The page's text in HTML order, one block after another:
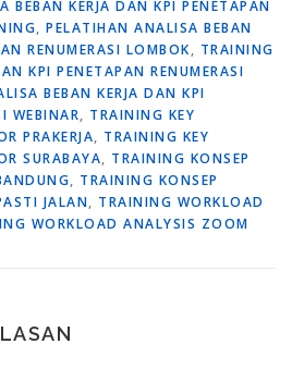
BEBAN KERJA DAN KPI PENETAPAN
, PELATIHAN ANALISA BEBAN
RENUMERASI LOMBOK, TRAINING
KPI PENETAPAN RENUMERASI
BEBAN KERJA DAN KPI
WEBINAR, TRAINING KEY
PRAKERJA, TRAINING KEY
SURABAYA, TRAINING KONSEP
, TRAINING KONSEP
JALAN, TRAINING WORKLOAD
WORKLOAD ANALYSIS ZOOM